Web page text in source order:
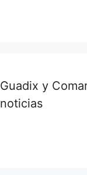
Guadix y
noticias